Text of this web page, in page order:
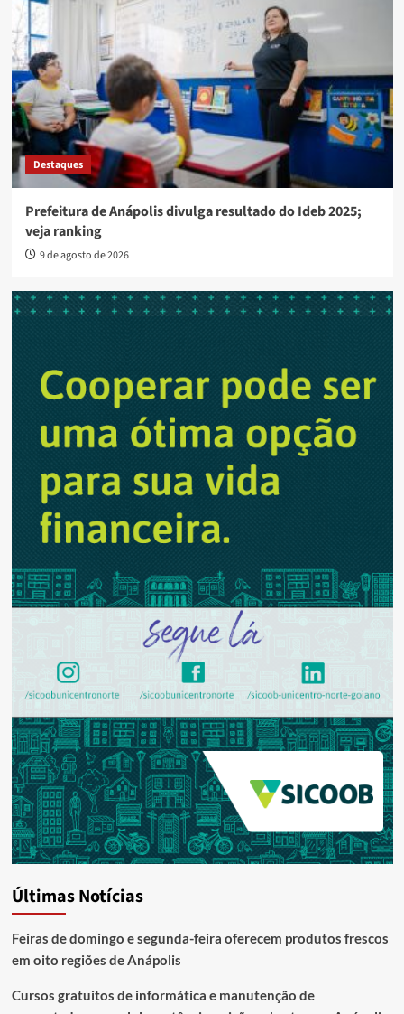
Destaques
Prefeitura de Anápolis divulga resultado do Ideb 2025;
veja ranking
9 de agosto de 2026
Últimas Notícias
Feiras de domingo e segunda-feira oferecem produtos frescos
em oito regiões de Anápolis
Cursos gratuitos de informática e manutenção de